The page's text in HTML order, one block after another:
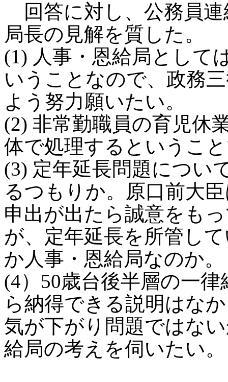
回答に対し、公務員
局長の見解を質した。
(1) 人事・恩給局として
いうことなので、政務
よう努力願いたい。
(2) 非常勤職員の育児休
体で処理するというこ
(3) 定年延長問題につい
るつもりか。原口前大
申出が出たら誠意をも
が、定年延長を所管し
か人事・恩給局なのか。
(4）50歳台後半層の一
ら納得できる説明はな
気が下がり問題ではな
給局の考えを伺いたい。